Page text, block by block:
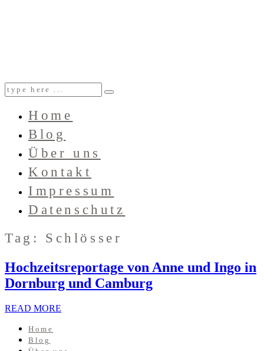
Home
Blog
Über uns
Kontakt
Impressum
Datenschutz
Tag: Schlösser
Hochzeitsreportage von Anne und Ingo in
Dornburg und Camburg
READ MORE
Home
Blog